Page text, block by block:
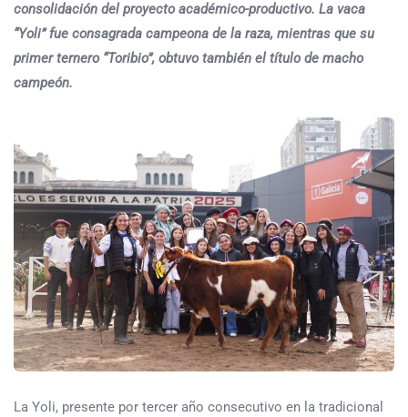
consolidación del proyecto académico-productivo. La vaca
“Yoli” fue consagrada campeona de la raza, mientras que su
primer ternero “Toribio”, obtuvo también el título de macho
campeón.
La Yoli, presente por tercer año consecutivo en la tradicional